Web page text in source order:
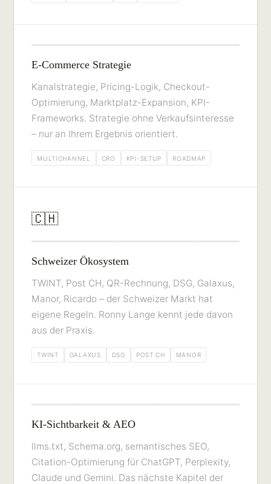
E-Commerce Strategie
Kanalstrategie, Pricing-Logik, Checkout-
Optimierung, Marktplatz-Expansion, KPI-
Frameworks. Strategie ohne Verkaufsinteresse
– nur an Ihrem Ergebnis orientiert.
MULTICHANNEL CRO KPI-SETUP ROADMAP
🇨🇭
Schweizer Ökosystem
TWINT, Post CH, QR-Rechnung, DSG, Galaxus,
Manor, Ricardo – der Schweizer Markt hat
eigene Regeln. Ronny Lange kennt jede davon
aus der Praxis.
TWINT GALAXUS DSG POST CH MANOR
KI-Sichtbarkeit & AEO
llms.txt, Schema.org, semantisches SEO,
Citation-Optimierung für ChatGPT, Perplexity,
Claude und Gemini. Das nächste Kapitel der